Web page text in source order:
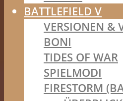
BATTLEFIELD V
VERSIONEN &
BONI
TIDES OF WAR
SPIELMODI
FIRESTORM